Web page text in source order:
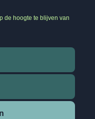
de hoogte te blijven van